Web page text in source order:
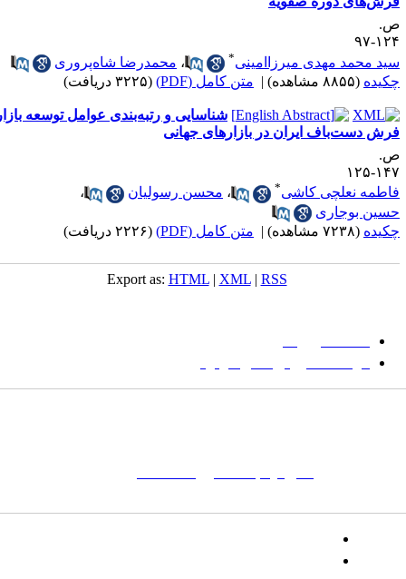
۹۷
محمد مهدی میرزاامینی
،محمدرضا شاه‌پروری
(۸۸۵۵ مشاهده) | متن کامل (PDF) (۳۲۲۵ دریافت)
شناسایی و رتبه‌بندی عوامل توسعه بازار
دست‌باف ایران در بازارهای جهانی
۱۲۵
نعلچی کاشی
،محسن رسولیان
،
بوجاری
(۷۲۳۸ مشاهده) | متن کامل (PDF) (۲۲۲۶ دریافت)
Export as:HTML |XML|RSS
دانشگاه بیرجند
مؤسسه آموزش عالی فردوس
تلفن:
شماره همراه: ۰۹۳۹۳۸۵۵۵۴۴